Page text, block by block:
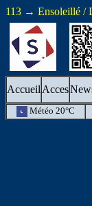
113 → Ensoleillé /
Accueil Acces
Météo 20°C